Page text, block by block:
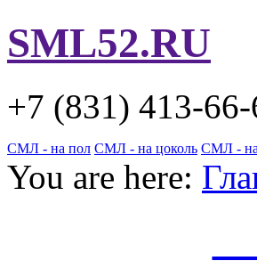
SML52.RU
+7 (831) 413-66-
СМЛ - на пол СМЛ - на цоколь СМЛ -
You are here: